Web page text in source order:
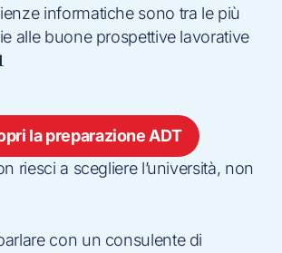
informatiche sono tra le più
alle buone prospettive lavorative
la preparazione ADT
riesci a scegliere l’università, non
con un consulente di